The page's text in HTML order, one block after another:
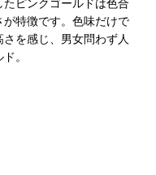
ピンクゴールドは色合
が特徴です。色味だけで
を感じ、男女問わず人
。